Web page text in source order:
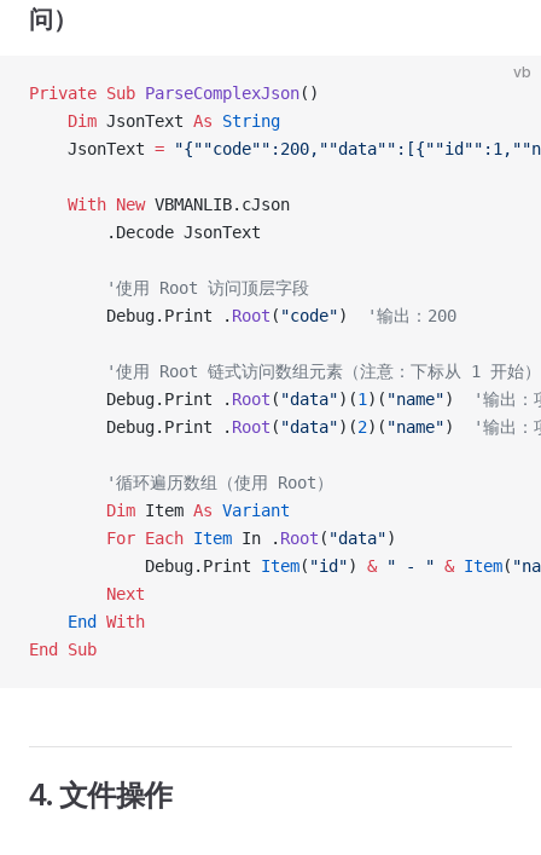
问）
vb
Private Sub ParseComplexJson()
    Dim
JsonText As String
    JsonText
=
    With New
VBMANLIB.cJson
        .Decode JsonText
        '使用 Root 访问顶层字段
        Debug.Print .
Root ( "code") '输出：200
        '使用 Root 链式访问数组元素（注意：下标从 1 开始）
        Debug.Print .
Root ( "data")(1 )( "name")
'输出：
        Debug.Print .
Root ( "data")(2)( "name") '输出：
        '循环遍历数组（使用 Root）
        Dim
Item As Variant
        For
Each Item In . Root ( "data")
            Debug.Print
Item( "id") & " - " & Item(
        Next
    End
With
End Sub
4. 文件操作